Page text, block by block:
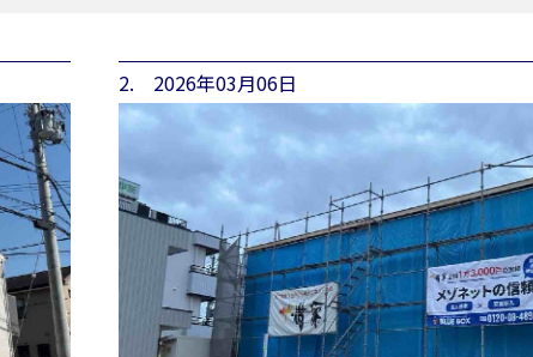
2. 2026年03月06日